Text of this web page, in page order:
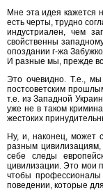
Мне эта идея кажется
есть черты, трудно
индустриален, чем
свойственны
опоздании г-жа
И разные мы, прежде
Это очевидно. Т.е.,
постсоветским
т.е. из Западной
уже не в таком
жестоких
Ну, и, наконец, может
разным цивилизациям,
себе следы
цивилизации. Это мои
чтобы
поведении, которые